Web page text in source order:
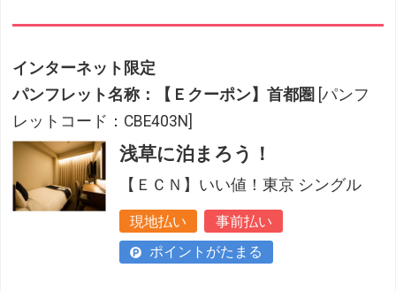
インターネット限定
パンフレット名称：【Ｅクーポン】首都圏 [パンフ
レットコード：CBE403N]
浅草に泊まろう！
【ＥＣＮ】いい値！東京 シングル
現地払い
事前払い
ポイントがたまる